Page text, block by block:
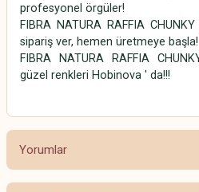
profesyonel örgüler!
FIBRA NATURA RAFFIA
sipariş ver, hemen üretmeye başla!
FIBRA NATURA RAFFIA
güzel renkleri Hobinova ' da!!!
Yorumlar